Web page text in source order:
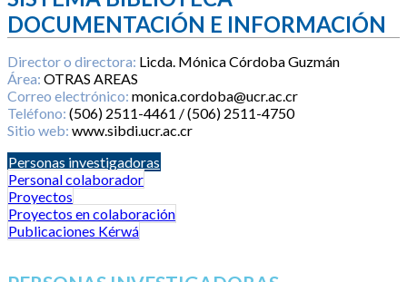
DOCUMENTACIÓN E INFORMACIÓN
Director o directora: Licda. Mónica Córdoba Guzmán
Área: OTRAS AREAS
Correo electrónico: monica.cordoba@ucr.ac.cr
Teléfono: (506) 2511-4461 / (506) 2511-4750
Sitio web: www.sibdi.ucr.ac.cr
Personas investigadoras
Personal colaborador
Proyectos
Proyectos en colaboración
Publicaciones Kérwá